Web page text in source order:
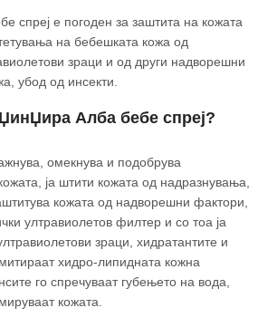
спреј е погоден за заштита на кожата
на бебешката кожа од
зраци и од други надворешни
убод од инсекти.
Алба бебе спреј?
омекнува и подобрува
ја штити кожата од надразнувања,
кожата од надворешни фактори,
ултравиолетов филтер и со тоа ја
зраци, хидратантите и
хидро-липидната кожна
го спречуваат губењето на вода,
кожата.